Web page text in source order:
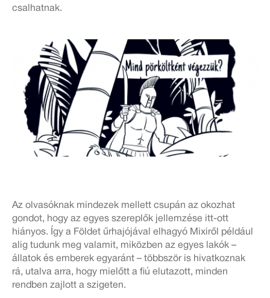
csalhatnak.
Az olvasóknak mindezek mellett csupán az okozhat
gondot, hogy az egyes szereplők jellemzése itt-ott
hiányos. Így a Földet űrhajójával elhagyó Mixiről például
alig tudunk meg valamit, miközben az egyes lakók –
állatok és emberek egyaránt – többször is hivatkoznak
rá, utalva arra, hogy mielőtt a fiú elutazott, minden
rendben zajlott a szigeten.